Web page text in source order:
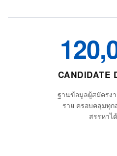
CANDIDATE
ฐานข้อมูลผู้สมัครง
ราย ครอบคลุมทุก
สรรหาไ